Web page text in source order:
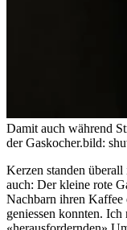
Damit auch während
der Gaskocher.bild:
Kerzen standen
auch: Der kleine rote
Nachbarn ihren Kaffee
geniessen konnten. Ich